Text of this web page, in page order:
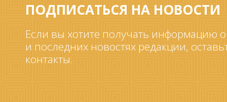
ПОДПИСАТЬСЯ НА НОВОСТИ
Если вы хотите получать информацию
и последних новостях редакции,
контакты.